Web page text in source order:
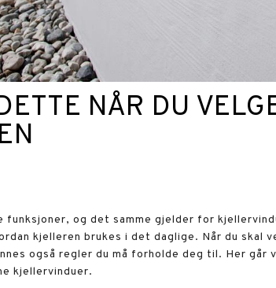
NÅR DU
funksjoner, og det samme gjelder for
kjelleren brukes i det daglige. Når du
også regler du må forholde deg til. Her går
kjellervinduer.